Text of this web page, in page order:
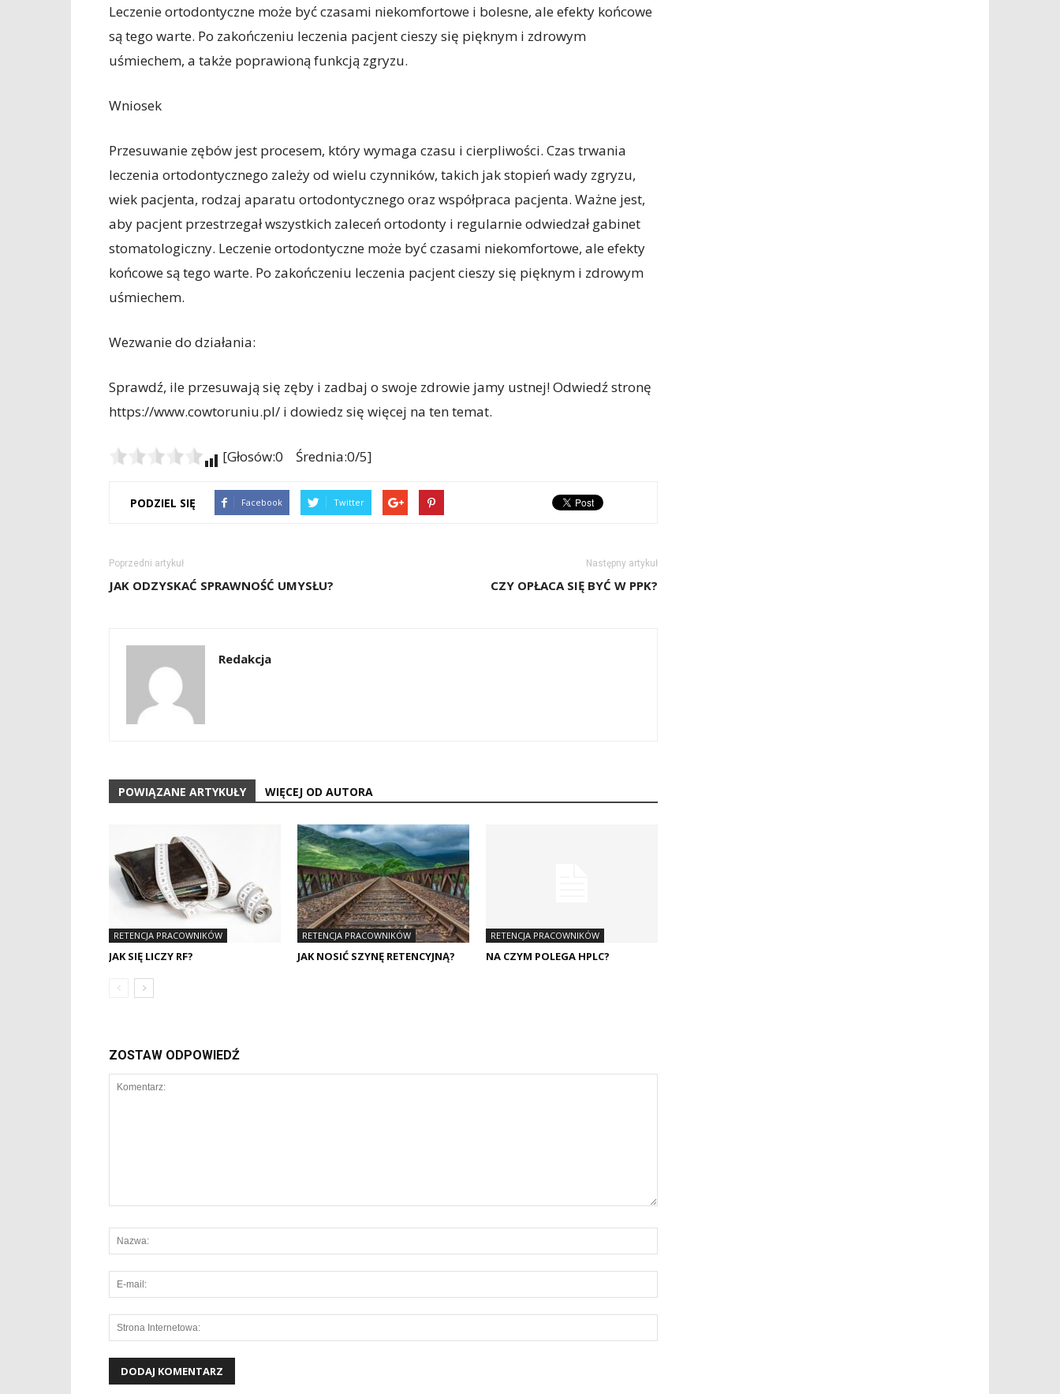
Leczenie ortodontyczne może być czasami niekomfortowe i bolesne, ale efekty końcowe
są tego warte. Po zakończeniu leczenia pacjent cieszy się pięknym i zdrowym
uśmiechem, a także poprawioną funkcją zgryzu.
Wniosek
Przesuwanie zębów jest procesem, który wymaga czasu i cierpliwości. Czas trwania
leczenia ortodontycznego zależy od wielu czynników, takich jak stopień wady zgryzu,
wiek pacjenta, rodzaj aparatu ortodontycznego oraz współpraca pacjenta. Ważne jest,
aby pacjent przestrzegał wszystkich zaleceń ortodonty i regularnie odwiedzał gabinet
stomatologiczny. Leczenie ortodontyczne może być czasami niekomfortowe, ale efekty
końcowe są tego warte. Po zakończeniu leczenia pacjent cieszy się pięknym i zdrowym
uśmiechem.
Wezwanie do działania:
Sprawdź, ile przesuwają się zęby i zadbaj o swoje zdrowie jamy ustnej! Odwiedź stronę
https://www.cowtoruniu.pl/ i dowiedz się więcej na ten temat.
[Głosów:0 Średnia:0/5]
PODZIEL SIĘ Facebook Twitter
Poprzedni artykuł
JAK ODZYSKAĆ SPRAWNOŚĆ UMYSŁU?
Następny artykuł
CZY OPŁACA SIĘ BYĆ W PPK?
Redakcja
POWIĄZANE ARTYKUŁY WIĘCEJ OD AUTORA
RETENCJA PRACOWNIKÓW
JAK SIĘ LICZY RF?
RETENCJA PRACOWNIKÓW
JAK NOSIĆ SZYNĘ RETENCYJNĄ?
RETENCJA PRACOWNIKÓW
NA CZYM POLEGA HPLC?
ZOSTAW ODPOWIEDŹ